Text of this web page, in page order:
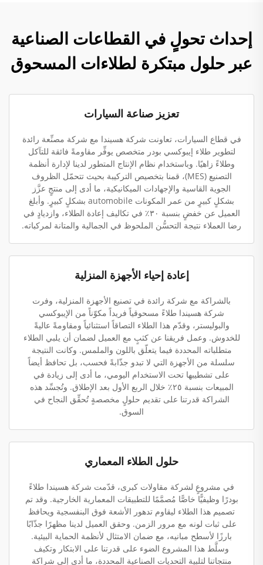
إحداث تحولٍ في القطاعات الصناعية
عبر حلول مبتكرة لطلاءات المسحوق
تعزيز صناعة السيارات
في قطاع السيارات، تعاونت شركة هسيندا مع شركة مصنِّعة رائدة
لتطوير طلاء إيبوكسي بودر متخصص يوفِّر مقاومةً فائقة للتآكل
وطلاءً زاهيًا. وباستخدام نظام الإنتاج المتطور لدينا لإدارة أنظمة
التصنيع (MES)، قمنا بتخصيص التركيبة بحيث تتحمّل الظروف
الجوية القاسية والإجهادات الميكانيكية، ما أدى إلى منتجٍ عزَّز
بشكلٍ كبيرٍ من عمر المكونات automobile بشكلٍ كبيرٍ. وأبلغ
العميل عن خفضٍ بنسبة ٣٠٪ في تكاليف إعادة الطلاء، وازديادٍ في
رضا العملاء نتيجة التحسُّن الملحوظ في الجمالية والمتانة لمركباته.
إعادة إحياء الأجهزة المنزلية
بالشراكة مع شركة رائدة في تصنيع الأجهزة المنزلية، وفرت
شركة هسيندا طلاءً مسحوقياً فريداً مكوّناً من الإيبوكسي
والبوليستر، وقدّم هذا الطلاء التصاقاً استثنائياً ومقاومةً عاليةً
للخدوش. وعمل فريقنا عن كثبٍ مع العميل لضمان أن يلبي الطلاء
متطلباته المحددة فيما يتعلّق باللون والملمس. وكانت النتيجة
سلسلة من الأجهزة التي لا تبدو جذّابةً فحسب، بل تحافظ أيضاً
على تشطيبها تحت الاستخدام اليومي، ما أدى إلى زيادة في
المبيعات بنسبة ٢٥٪ خلال الربع الأول بعد الإطلاق. وتُجسِّد هذه
الشراكة قدرتنا على تقديم حلولٍ مخصصةٍ تُحقِّق النجاح في
السوق.
حلول الطلاء المعماري
في مشروعٍ لشركة مقاولات كبرى، قدّمت شركة هسيندا طلاءً
بودرًا وظيفيًّا خاصًّا مُصمَّمًا للتطبيقات المعمارية الخارجية. وقد تم
تصميم هذا الطلاء ليقاوم تدهور الأشعة فوق البنفسجية ويحافظ
على ثبات لونه مع مرور الزمن. وحقق العميل لدينا مظهرًا جذّابًا
بارزًا لأسطح مبانيه، مع ضمان الامتثال لأنظمة الحماية البيئية.
وسلَّط هذا المشروع الضوء على قدرتنا على الابتكار وتكيف
منتجاتنا لتلبية التحديات الصناعية المحددة، ما أدى إلى شراكة